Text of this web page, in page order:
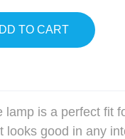
TO CART
lamp is a perfect fit
looks good in any